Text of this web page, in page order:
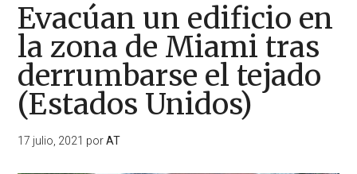
Evacúan un edificio en
la zona de Miami tras
derrumbarse el tejado
(Estados Unidos)
17 julio, 2021 porAT